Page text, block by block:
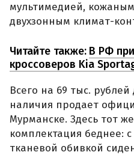
мультимедией,
двухзонным климат-
Читайте также: В РФ
кроссоверов Kia
Всего на 69 тыс.
наличия продает
Мурманске. Здесь тот
комплектация беднее:
тканевой обивкой